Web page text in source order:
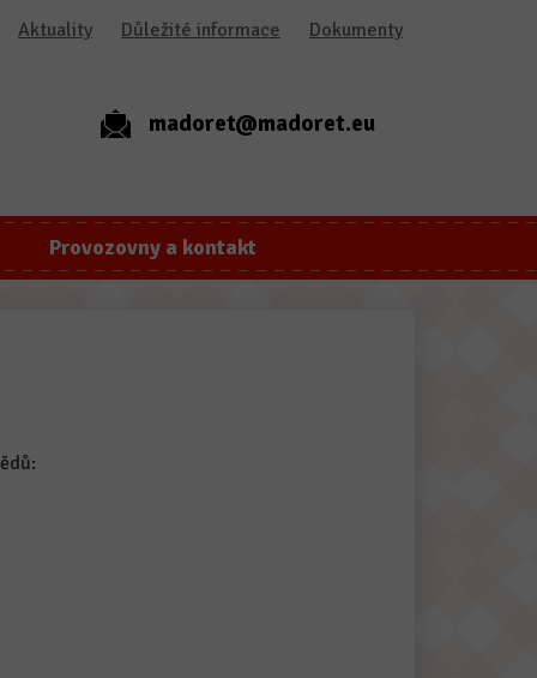
Aktuality Důležité informace Dokumenty
madoret@madoret.eu
Provozovny a kontakt